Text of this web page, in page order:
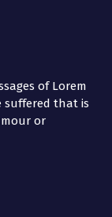
of Lorem
suffered that is
or